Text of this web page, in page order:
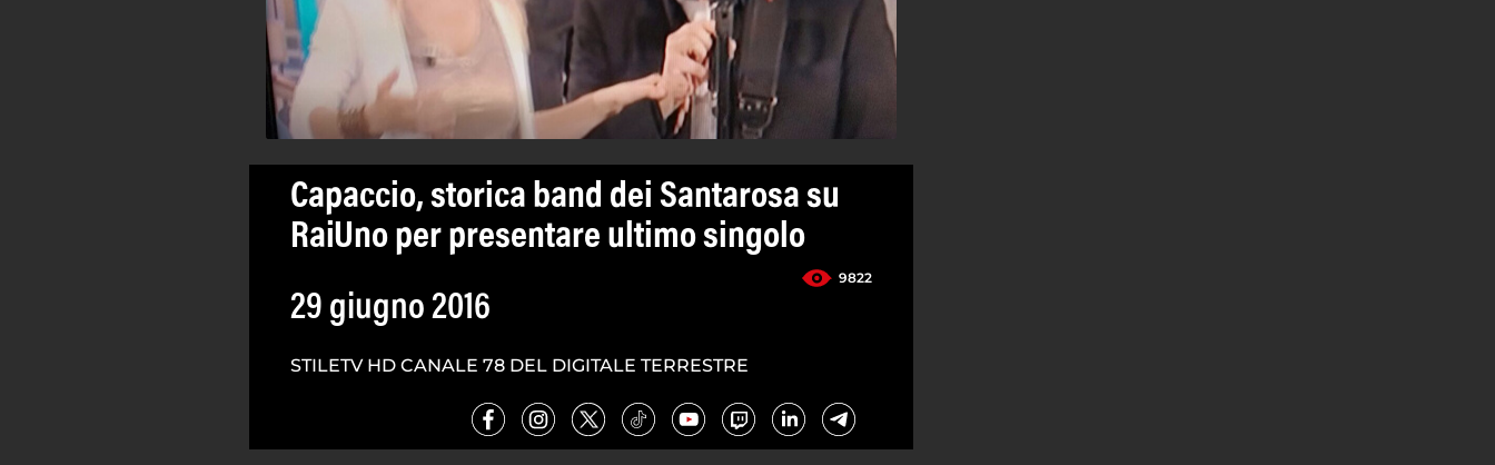
Capaccio, storica band dei Santarosa su
RaiUno per presentare ultimo singolo
9822
29 giugno 2016
STILETV HD CANALE 78 DEL DIGITALE TERRESTRE